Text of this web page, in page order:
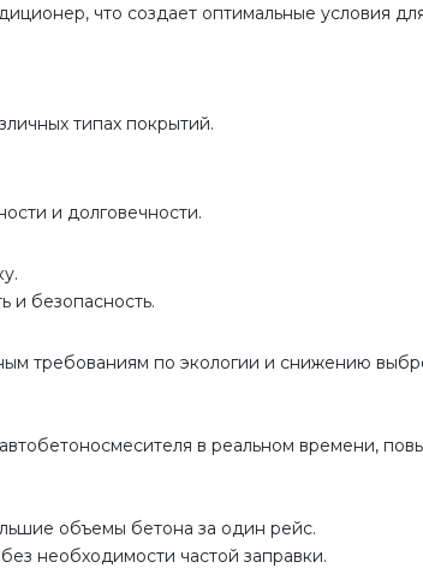
что создает оптимальные условия
типах покрытий.
и долговечности.
и безопасность.
требованиям по экологии и снижению
в реальном времени,
объемы бетона за один рейс.
необходимости частой заправки.